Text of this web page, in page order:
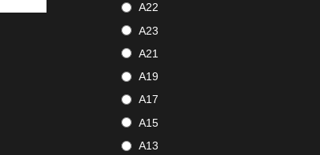
A22
A23
A21
A19
A17
A15
A13